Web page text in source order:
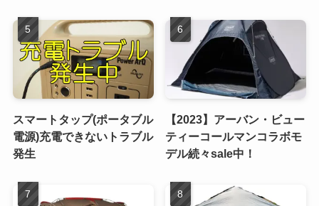
スマートタップ(ポータブル
電源)充電できないトラブル
発生
【2023】アーバン・ビュー
ティーコールマンコラボモ
デル続々sale中！